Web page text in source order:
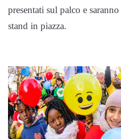
presentati sul palco e
stand in piazza.